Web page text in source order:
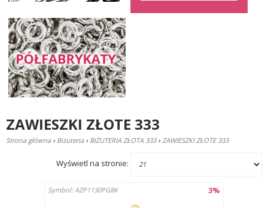
ZAWIESZKI ZŁOTE 333
Strona główna › Biżuteria › BIŻUTERIA ZŁOTA 333 › ZAWIESZKI ZŁOTE 333
Wyświetl na stronie:
3%
Symbol: AZP1130PG8K